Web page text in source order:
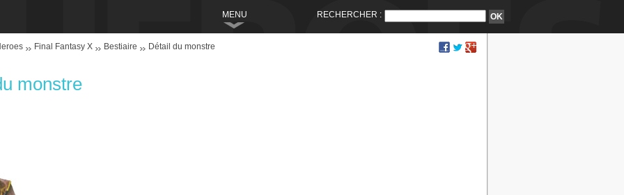
RECHERCHER :
MENU
Final Fantasy X Bestiaire Détail du monstre
monstre